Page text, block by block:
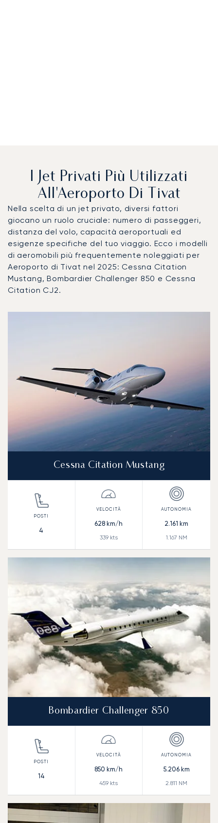
I Jet Privati Più Utilizzati
All'Aeroporto Di Tivat
Nella scelta di un jet privato, diversi fattori
giocano un ruolo cruciale: numero di passeggeri,
distanza del volo, capacità aeroportuali ed
esigenze specifiche del tuo viaggio. Ecco i modelli
di aeromobili più frequentemente noleggiati per
Aeroporto di Tivat nel 2025: Cessna Citation
Mustang, Bombardier Challenger 850 e Cessna
Citation CJ2.
Cessna Citation Mustang
4
628 km/h
339kts
2.161 km
1.167 NM
Bombardier Challenger 850
14
850 km/h
459 kts
5.206km
2.811 NM